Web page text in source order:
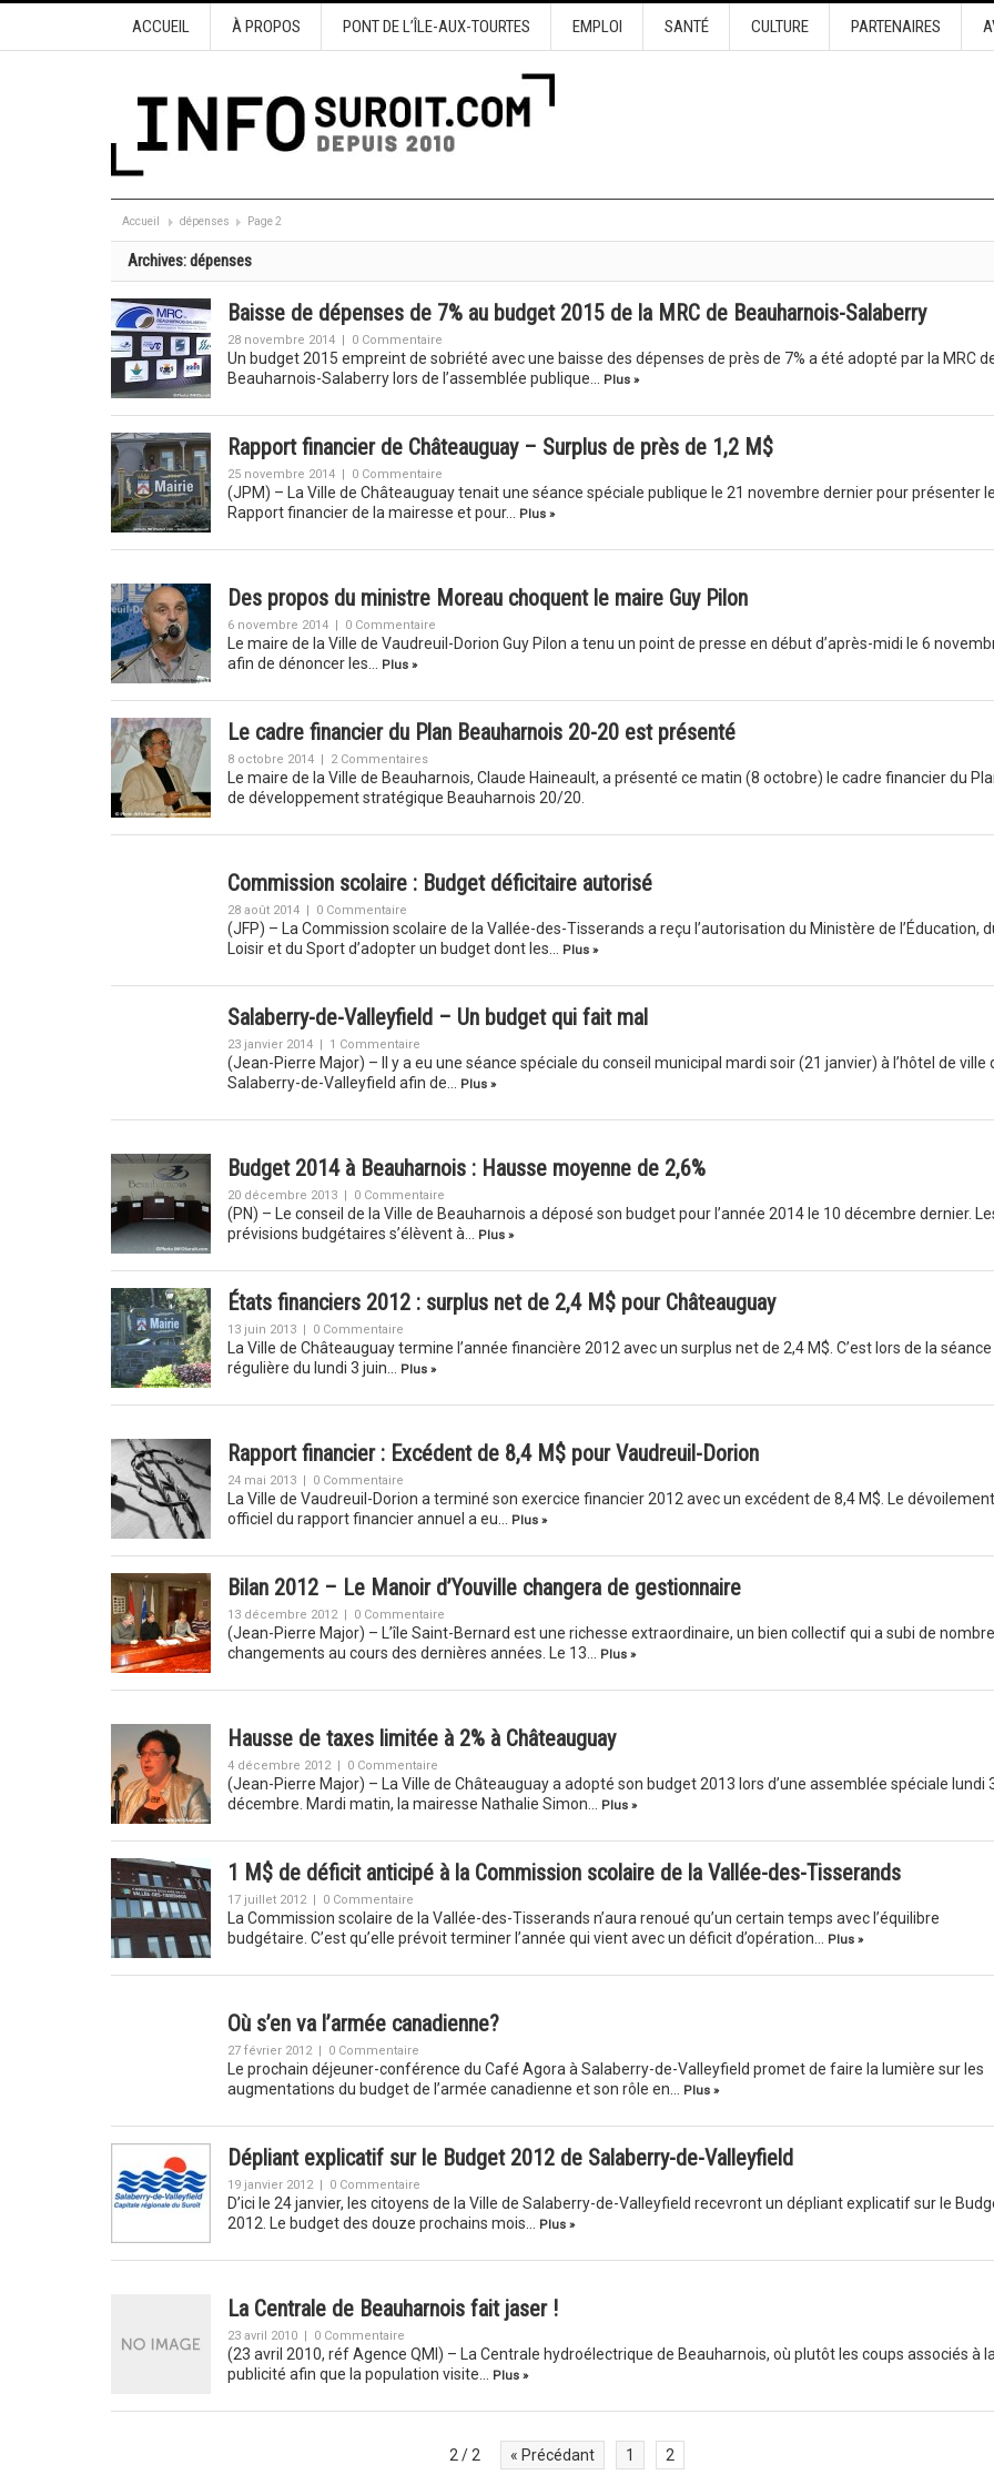
ACCUEIL À PROPOS PONT DE L’ÎLE-AUX-TOURTES EMPLOI SANTÉ CULTURE PARTENAIRES
Accueil dépenses Page 2
Archives:dépenses
Baisse de dépenses de 7% au budget 2015 de la MRC de Beauharnois-Salaberry
28 novembre 2014 | 0 Commentaire
Un budget 2015 empreint de sobriété avec une baisse des dépenses de près de 7% a été adopté par la MRC
Beauharnois-Salaberry lors de l’assemblée publique…
Plus »
Rapport financier de Châteauguay – Surplus de près de 1,2 M$
25 novembre 2014 | 0 Commentaire
(JPM) – La Ville de Châteauguay tenait une séance spéciale publique le 21 novembre dernier pour présenter
Rapport financier de la mairesse et pour…
Plus »
Des propos du ministre Moreau choquent le maire Guy Pilon
6 novembre 2014 | 0 Commentaire
Le maire de la Ville de Vaudreuil-Dorion Guy Pilon a tenu un point de presse en début d’après-midi le 6
afin de dénoncer les…
Plus »
Le cadre financier du Plan Beauharnois 20-20 est présenté
8 octobre 2014 | 2 Commentaires
Le maire de la Ville de Beauharnois, Claude Haineault, a présenté ce matin (8 octobre) le cadre financier du
de développement stratégique Beauharnois 20/20.
Commission scolaire : Budget déficitaire autorisé
28 août 2014 | 0 Commentaire
(JFP) – La Commission scolaire de la Vallée-des-Tisserands a reçu l’autorisation du Ministère de l’Éducation,
Loisir et du Sport d’adopter un budget dont les…
Plus »
Salaberry-de-Valleyfield – Un budget qui fait mal
23 janvier 2014 | 1 Commentaire
(Jean-Pierre Major) – Il y a eu une séance spéciale du conseil municipal mardi soir (21 janvier) à l’hôtel de ville
Salaberry-de-Valleyfield afin de…
Plus »
Budget 2014 à Beauharnois : Hausse moyenne de 2,6%
20 décembre 2013 | 0 Commentaire
(PN) – Le conseil de la Ville de Beauharnois a déposé son budget pour l’année 2014 le 10 décembre dernier.
prévisions budgétaires s’élèvent à…
Plus »
États financiers 2012 : surplus net de 2,4 M$ pour Châteauguay
13 juin 2013 | 0 Commentaire
La Ville de Châteauguay termine l’année financière 2012 avec un surplus net de 2,4 M$. C’est lors de la séance
régulière du lundi 3 juin…
Plus »
Rapport financier : Excédent de 8,4 M$ pour Vaudreuil-Dorion
24 mai 2013 | 0 Commentaire
La Ville de Vaudreuil-Dorion a terminé son exercice financier 2012 avec un excédent de 8,4 M$. Le dévoilement
officiel du rapport financier annuel a eu…
Plus »
Bilan 2012 – Le Manoir d’Youville changera de gestionnaire
13 décembre 2012 | 0 Commentaire
(Jean-Pierre Major) – L’île Saint-Bernard est une richesse extraordinaire, un bien collectif qui a subi de
changements au cours des dernières années. Le 13…
Plus »
Hausse de taxes limitée à 2% à Châteauguay
4 décembre 2012 | 0 Commentaire
(Jean-Pierre Major) – La Ville de Châteauguay a adopté son budget 2013 lors d’une assemblée spéciale lundi
décembre. Mardi matin, la mairesse Nathalie Simon…
Plus »
1 M$ de déficit anticipé à la Commission scolaire de la Vallée-des-Tisserands
17 juillet 2012 | 0 Commentaire
La Commission scolaire de la Vallée-des-Tisserands n’aura renoué qu’un certain temps avec l’équilibre
budgétaire. C’est qu’elle prévoit terminer l’année qui vient avec un déficit d’opération…
Plus »
Où s’en va l’armée canadienne?
27 février 2012 | 0 Commentaire
Le prochain déjeuner-conférence du Café Agora à Salaberry-de-Valleyfield promet de faire la lumière sur les
augmentations du budget de l’armée canadienne et son rôle en…
Plus »
Dépliant explicatif sur le Budget 2012 de Salaberry-de-Valleyfield
19 janvier 2012 | 0 Commentaire
D’ici le 24 janvier, les citoyens de la Ville de Salaberry-de-Valleyfield recevront un dépliant explicatif sur le
2012. Le budget des douze prochains mois…
Plus »
La Centrale de Beauharnois fait jaser !
23 avril 2010 | 0 Commentaire
(23 avril 2010, réf Agence QMI) – La Centrale hydroélectrique de Beauharnois, où plutôt les coups associés à
publicité afin que la population visite…
Plus »
2 / 2 « Précédant 1 2